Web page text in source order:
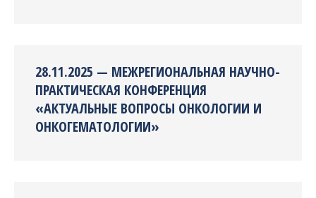
28.11.2025 — МЕЖРЕГИОНАЛЬНАЯ НАУЧНО-
ПРАКТИЧЕСКАЯ КОНФЕРЕНЦИЯ
«АКТУАЛЬНЫЕ ВОПРОСЫ ОНКОЛОГИИ И
ОНКОГЕМАТОЛОГИИ»